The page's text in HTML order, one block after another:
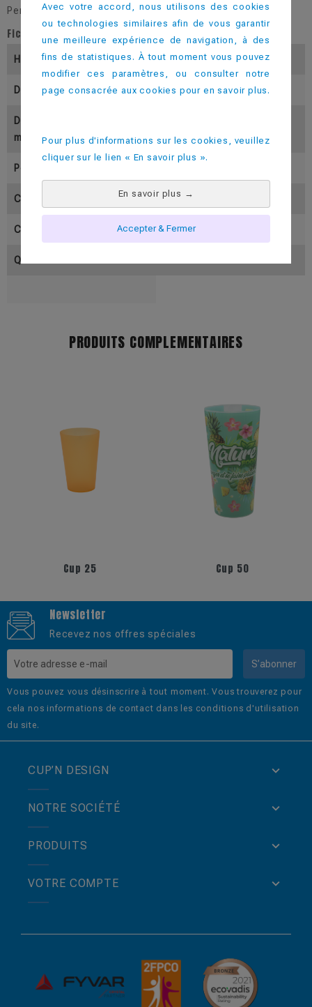
Personnalisable dès 50 pièces.
Fiche technique
Hauteur (En Mm) 117
Diamètre Inférieur (En Mm) 53
Diamètre Supérieur (En M
M)
Poids (En Gramme)
Contenance Utile ( En Cl) 25-30
Contenance Pleine (En Cl) 33
Quantité Par Colis
PRODUITS COMPLEMENTAIRES
Cup 50 Dome 30
Newsletter
Recevez nos offres spéciales
S’abonner
Vous pouvez vous désinscrire à tout moment. Vous trouverez pour
cela nos informations de contact dans les conditions d'utilisation
du site.
CUP’N DESIGN
NOTRE SOCIÉTÉ
PRODUITS
VOTRE COMPTE
Avec votre accord, nous utilisons des cookies
ou technologies similaires afin de vous garantir
une meilleure expérience de navigation, à des
fins de statistiques. À tout moment vous pouvez
modifier ces paramètres, ou consulter notre
page consacrée aux cookies pour en savoir plus.
Pour plus d'informations sur les cookies, veuillez
cliquer sur le lien « En savoir plus ».
En savoir plus →
Accepter & Fermer